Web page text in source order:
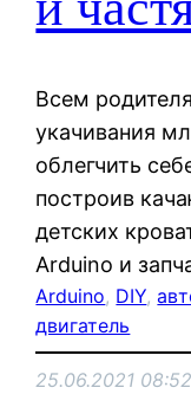
Всем
укачивания
облегчить
построив
детских
Arduino и
Arduino, DIY,
двигатель
25.06.2021 08:52